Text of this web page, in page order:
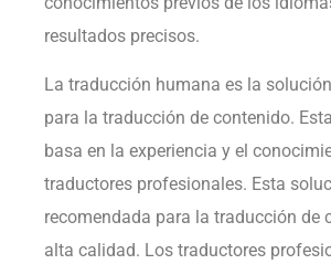
resultados precisos.
La traducción humana es la
para la traducción de contenido.
basa en la experiencia y el
traductores profesionales. Esta
recomendada para la traducción de
alta calidad. Los traductores